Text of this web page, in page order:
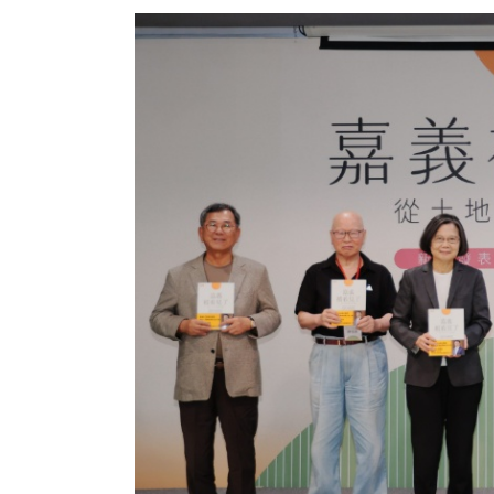
遠見雜誌整合傳播部企劃製作